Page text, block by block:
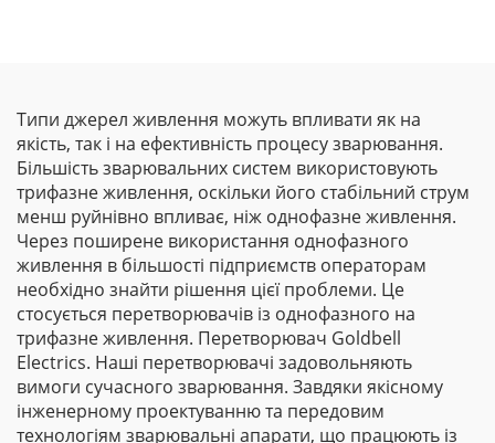
Типи джерел живлення можуть впливати як на
якість, так і на ефективність процесу зварювання.
Більшість зварювальних систем використовують
трифазне живлення, оскільки його стабільний струм
менш руйнівно впливає, ніж однофазне живлення.
Через поширене використання однофазного
живлення в більшості підприємств операторам
необхідно знайти рішення цієї проблеми. Це
стосується перетворювачів із однофазного на
трифазне живлення. Перетворювач Goldbell
Electrics. Наші перетворювачі задовольняють
вимоги сучасного зварювання. Завдяки якісному
інженерному проектуванню та передовим
технологіям зварювальні апарати, що працюють із